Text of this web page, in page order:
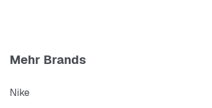
Mehr Brands
Nike